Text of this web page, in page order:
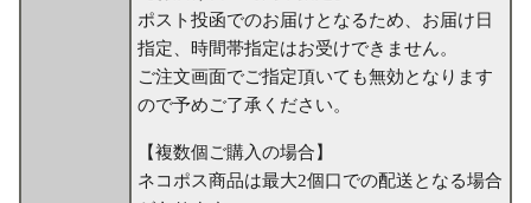
ポスト投函でのお届けとなるため、お届け日
指定、時間帯指定はお受けできません。
ご注文画面でご指定頂いても無効となります
ので予めご了承ください。
【複数個ご購入の場合】
ネコポス商品は最大2個口での配送となる場合